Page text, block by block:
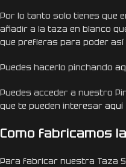
Por lo tanto solo tienes que
añadir a la taza en blanco
que prefieras para poder
Puedes hacerlo pinchando
Puedes acceder a nuestro
que te pueden interesar aquí
Como fabricamos
Para fabricar nuestra Taza